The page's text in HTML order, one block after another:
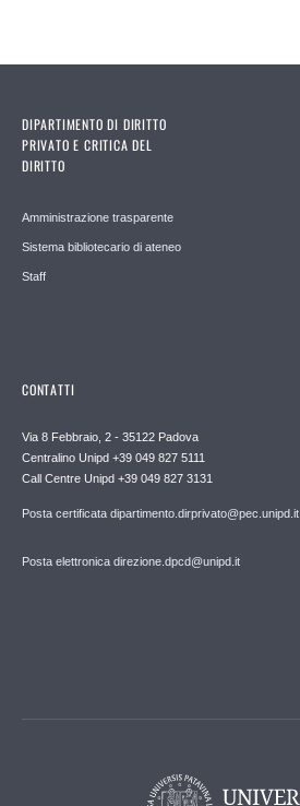
DIPARTIMENTO DI DIRITTO
PRIVATO E CRITICA DEL
DIRITTO
Amministrazione trasparente
Sistema bibliotecario di ateneo
Staff
CONTATTI
Via 8 Febbraio, 2 - 35122 Padova
Centralino Unipd +39 049 827 5111
Call Centre Unipd +39 049 827 3131
Posta certificata dipartimento.dirprivato@pec.unipd.it
Posta elettronica direzione.dpcd@unipd.it